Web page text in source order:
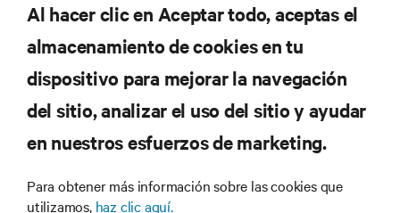
REGÍSTRATE AHORA
SOPORTE
CORPORATIVO
Al hacer clic en Aceptar todo, aceptas el
almacenamiento de cookies en tu
dispositivo para mejorar la navegación
del sitio, analizar el uso del sitio y ayudar
en nuestros esfuerzos de marketing.
Para obtener más información sobre las cookies que
utilizamos, haz clic aquí.